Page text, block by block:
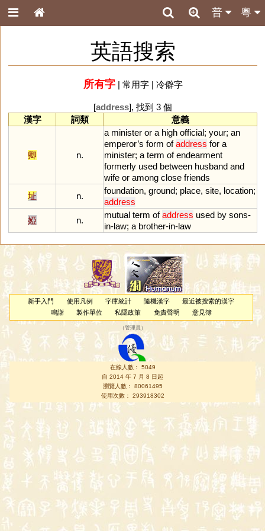
粵
普
英語搜索
所有字| 常用字| 冷僻字
[address], 找到 3 個
漢字
詞類 意義
卿 n.
a minister or a high official; your; an
emperor’s form of address for a
minister; a term of endearment
formerly used between husband and
wife or among close friends
址
n.
foundation, ground; place, site, location;
address
婭
n.
mutual term of address used by sons-
in-law; a brother-in-law
新手入門 使用凡例 字庫統計 隨機漢字
最近被搜索的漢字
鳴謝
製作單位 私隱政策 免責聲明 意見簿
（管理員 ）
在線人數： 5049
自 2014 年 7 月 8 日起
瀏覽人數： 80061495
使用次數： 293918302